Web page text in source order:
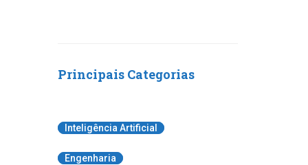
Principais Categorias
Inteligência Artificial
Engenharia